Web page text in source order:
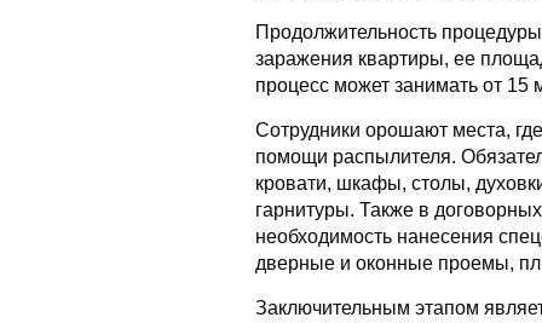
Продолжительность
заражения квартиры, ее
процесс может занимать от 15
Сотрудники орошают места,
помощи распылителя.
кровати, шкафы, столы,
гарнитуры. Также в
необходимость нанесения
дверные и оконные проемы,
Заключительным этапом